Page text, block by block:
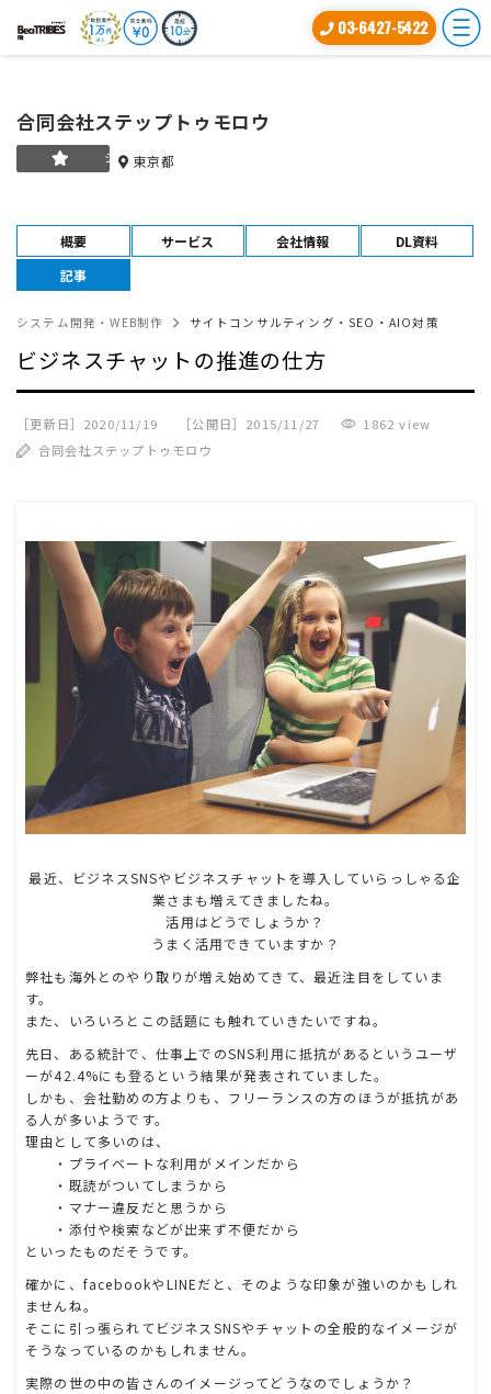
03-6427-5422
合同会社ステップトゥモロウ
シルバー
東京都
概要 サービス 会社情報
DL資料
記事
システム開発・WEB制作 サイトコンサルティング・SEO・AIO対策
ビジネスチャットの推進の仕方
［更新日］2020/11/19 ［公開日］2015/11/27
1862 view
合同会社ステップトゥモロウ
最近、ビジネスSNSやビジネスチャットを導入していらっしゃる企
業さまも増えてきましたね。
活用はどうでしょうか？
うまく活用できていますか？
弊社も海外とのやり取りが増え始めてきて、最近注目をしていま
す。
また、いろいろとこの話題にも触れていきたいですね。
先日、ある統計で、仕事上でのSNS利用に抵抗があるというユーザ
ーが42.4%にも登るという結果が発表されていました。
しかも、会社勤めの方よりも、フリーランスの方のほうが抵抗があ
る人が多いようです。
理由として多いのは、
・プライベートな利用がメインだから
・既読がついてしまうから
・マナー違反だと思うから
・添付や検索などが出来ず不便だから
といったものだそうです。
確かに、facebookやLINEだと、そのような印象が強いのかもしれ
ませんね。
そこに引っ張られてビジネスSNSやチャットの全般的なイメージが
そうなっているのかもしれません。
実際の世の中の皆さんのイメージってどうなのでしょうか？